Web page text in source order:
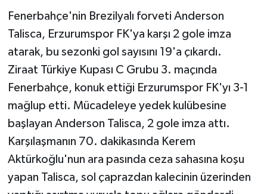
Fenerbahçe'nin Brezilyalı forveti Anderson
Talisca, Erzurumspor FK'ya karşı 2 gole imza
atarak, bu sezonki gol sayısını 19'a çıkardı.
Ziraat Türkiye Kupası C Grubu 3. maçında
Fenerbahçe, konuk ettiği Erzurumspor FK'yı 3-1
mağlup etti. Mücadeleye yedek kulübesine
başlayan Anderson Talisca, 2 gole imza attı.
Karşılaşmanın 70. dakikasında Kerem
Aktürkoğlu'nun ara pasında ceza sahasına koşu
yapan Talisca, sol çaprazdan kalecinin üzerinden